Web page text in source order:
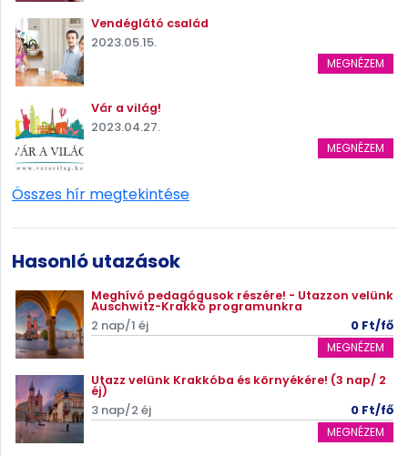
Vendéglátó család
2023.05.15.
MEGNÉZEM
Vár a világ!
2023.04.27.
MEGNÉZEM
Összes hír megtekintése
Hasonló utazások
Meghívó pedagógusok részére! - Utazzon velünk
Auschwitz-Krakkó programunkra
2 nap/1 éj 0 Ft/fő
MEGNÉZEM
Utazz velünk Krakkóba és környékére! (3 nap/ 2
éj)
3 nap/2 éj 0 Ft/fő
MEGNÉZEM